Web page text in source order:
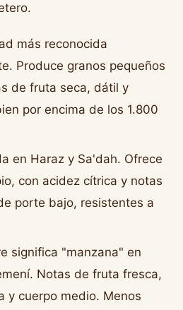
más reconocida
Produce granos pequeños
de fruta seca, dátil y
por encima de los 1.800
en Haraz y Sa'dah. Ofrece
con acidez cítrica y notas
porte bajo, resistentes a
significa "manzana" en
Notas de fruta fresca,
y cuerpo medio. Menos